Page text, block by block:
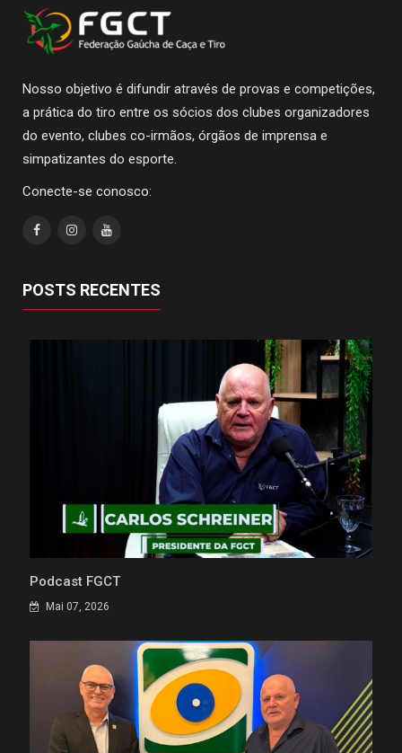
Nosso objetivo é difundir através de provas e competições,
a prática do tiro entre os sócios dos clubes organizadores
do evento, clubes co-irmãos, órgãos de imprensa e
simpatizantes do esporte.
Conecte-se conosco:
POSTS RECENTES
Podcast FGCT
Mai 07, 2026